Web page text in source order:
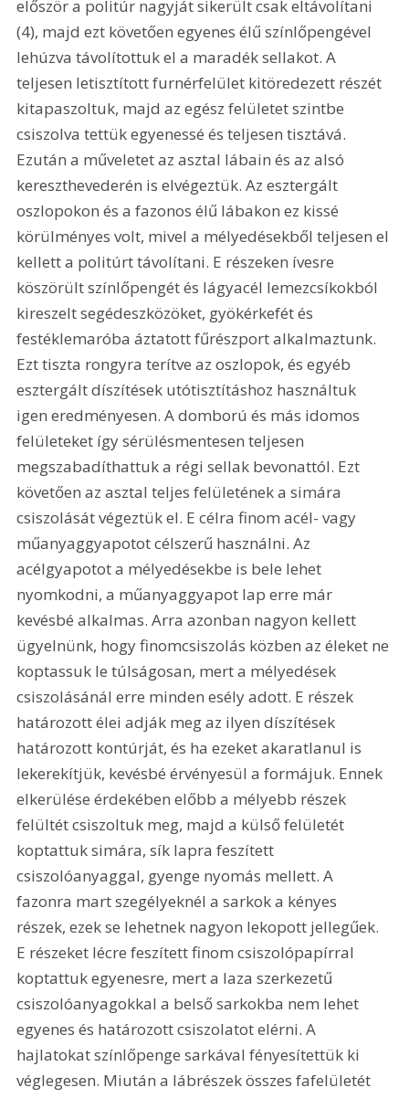
először a politúr nagyját sikerült csak eltávolítani
(4), majd ezt követően egyenes élű színlőpengével
lehúzva távolítottuk el a maradék sellakot. A
teljesen letisztított furnérfelület kitöredezett részét
kitapaszoltuk, majd az egész felületet szintbe
csiszolva tettük egyenessé és teljesen tisztává.
Ezután a műveletet az asztal lábain és az alsó
kereszthevederén is elvégeztük. Az esztergált
oszlopokon és a fazonos élű lábakon ez kissé
körülményes volt, mivel a mélyedésekből teljesen el
kellett a politúrt távolítani. E részeken ívesre
köszörült színlőpengét és lágyacél lemezcsíkokból
kireszelt segédeszközöket, gyökérkefét és
festéklemaróba áztatott fűrészport alkalmaztunk.
Ezt tiszta rongyra terítve az oszlopok, és egyéb
esztergált díszítések utótisztításhoz használtuk
igen eredményesen. A domború és más idomos
felületeket így sérülésmentesen teljesen
megszabadíthattuk a régi sellak bevonattól. Ezt
követően az asztal teljes felületének a simára
csiszolását végeztük el. E célra finom acél- vagy
műanyaggyapotot célszerű használni. Az
acélgyapotot a mélyedésekbe is bele lehet
nyomkodni, a műanyaggyapot lap erre már
kevésbé alkalmas. Arra azonban nagyon kellett
ügyelnünk, hogy finomcsiszolás közben az éleket ne
koptassuk le túlságosan, mert a mélyedések
csiszolásánál erre minden esély adott. E részek
határozott élei adják meg az ilyen díszítések
határozott kontúrját, és ha ezeket akaratlanul is
lekerekítjük, kevésbé érvényesül a formájuk. Ennek
elkerülése érdekében előbb a mélyebb részek
felültét csiszoltuk meg, majd a külső felületét
koptattuk simára, sík lapra feszített
csiszolóanyaggal, gyenge nyomás mellett. A
fazonra mart szegélyeknél a sarkok a kényes
részek, ezek se lehetnek nagyon lekopott jellegűek.
E részeket lécre feszített finom csiszolópapírral
koptattuk egyenesre, mert a laza szerkezetű
csiszolóanyagokkal a belső sarkokba nem lehet
egyenes és határozott csiszolatot elérni. A
hajlatokat színlőpenge sarkával fényesítettük ki
véglegesen. Miután a lábrészek összes fafelületét